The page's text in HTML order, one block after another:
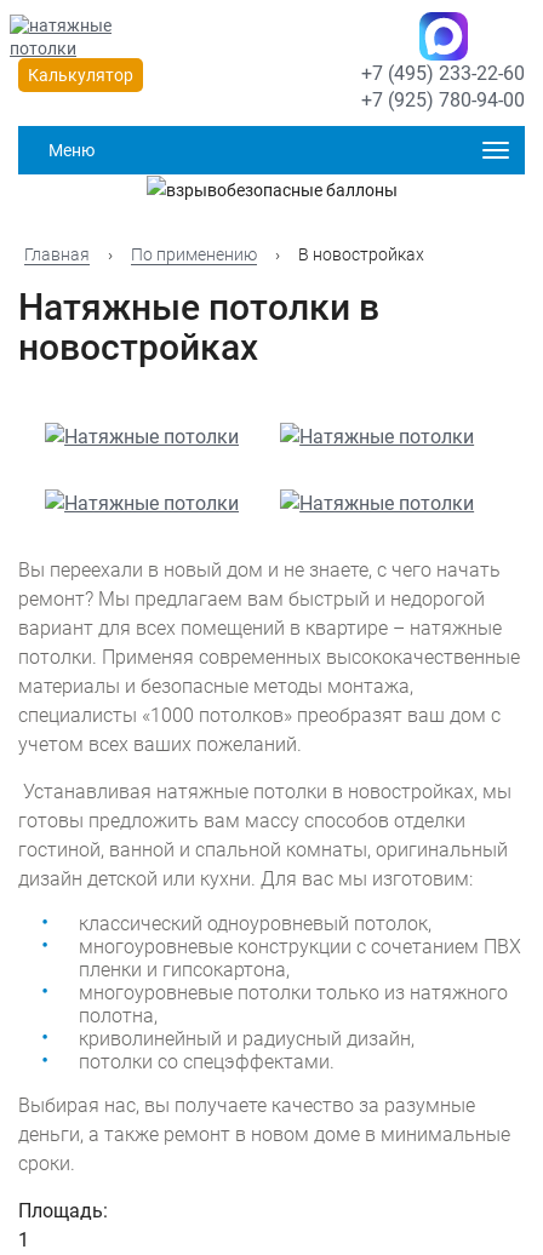
Калькулятор
+7 (495) 233-22-60
+7 (925) 780-94-00
Меню
Главная › По применению › В новостройках
Натяжные потолки в
новостройках
Вы переехали в новый дом и не знаете, с чего начать
ремонт? Мы предлагаем вам быстрый и недорогой
вариант для всех помещений в квартире – натяжные
потолки. Применяя современных высококачественные
материалы и безопасные методы монтажа,
специалисты «1000 потолков» преобразят ваш дом с
учетом всех ваших пожеланий.
Устанавливая натяжные потолки в новостройках, мы
готовы предложить вам массу способов отделки
гостиной, ванной и спальной комнаты, оригинальный
дизайн детской или кухни. Для вас мы изготовим:
классический одноуровневый потолок,
многоуровневые конструкции с сочетанием ПВХ
пленки и гипсокартона,
многоуровневые потолки только из натяжного
полотна,
криволинейный и радиусный дизайн,
потолки со спецэффектами.
Выбирая нас, вы получаете качество за разумные
деньги, а также ремонт в новом доме в минимальные
сроки.
Площадь:
1